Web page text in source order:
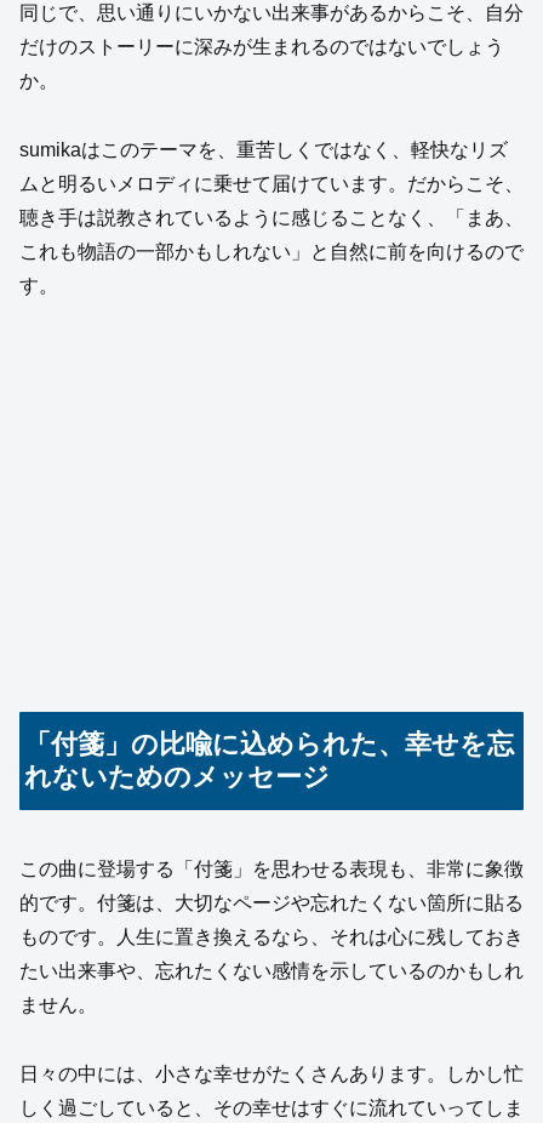
同じで、思い通りにいかない出来事があるからこそ、自分
だけのストーリーに深みが生まれるのではないでしょう
か。
sumikaはこのテーマを、重苦しくではなく、軽快なリズ
ムと明るいメロディに乗せて届けています。だからこそ、
聴き手は説教されているように感じることなく、「まあ、
これも物語の一部かもしれない」と自然に前を向けるので
す。
「付箋」の比喩に込められた、幸せを忘
れないためのメッセージ
この曲に登場する「付箋」を思わせる表現も、非常に象徴
的です。付箋は、大切なページや忘れたくない箇所に貼る
ものです。人生に置き換えるなら、それは心に残しておき
たい出来事や、忘れたくない感情を示しているのかもしれ
ません。
日々の中には、小さな幸せがたくさんあります。しかし忙
しく過ごしていると、その幸せはすぐに流れていってしま